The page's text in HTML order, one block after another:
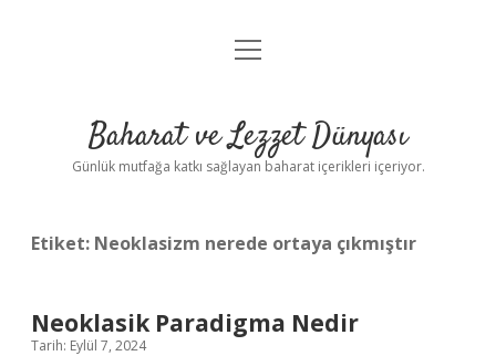
Anasayfa
Yasal Uyarı
menüyü
Baharat ve Lezzet Dünyası
Günlük mutfağa katkı sağlayan baharat içerikleri içeriyor.
Etiket: Neoklasizm nerede ortaya çıkmıştır
Neoklasik Paradigma Nedir
Tarih: Eylül 7, 2024